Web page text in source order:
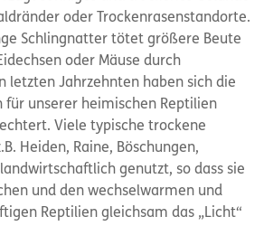
oder Trockenrasenstandorte.
Schlingnatter tötet größere Beute
oder Mäuse durch
letzten Jahrzehnten haben sich die
für unserer heimischen Reptilien
Viele typische trockene
Heiden, Raine, Böschungen,
genutzt, so dass sie
und den wechselwarmen und
Reptilien gleichsam das „Licht“